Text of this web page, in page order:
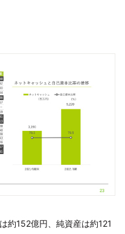
約152億円、純資産は約121